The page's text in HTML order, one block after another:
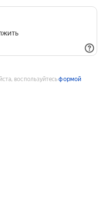
воспользуйтесьформой